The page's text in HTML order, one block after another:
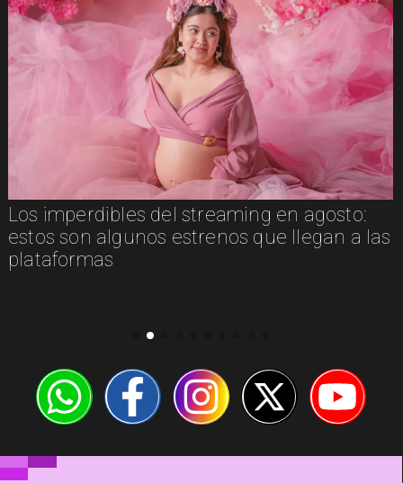
Los imperdibles del streaming en agosto:
estos son algunos estrenos que llegan a las
plataformas